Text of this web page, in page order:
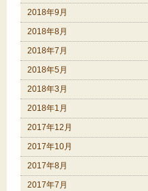
2018年9月
2018年8月
2018年7月
2018年5月
2018年3月
2018年1月
2017年12月
2017年10月
2017年8月
2017年7月